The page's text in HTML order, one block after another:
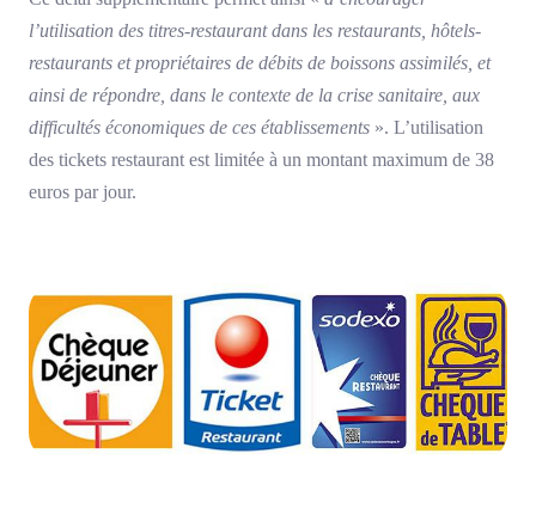
l’utilisation des titres-restaurant dans les restaurants, hôtels-
restaurants et propriétaires de débits de boissons assimilés, et
ainsi de répondre, dans le contexte de la crise sanitaire, aux
difficultés économiques de ces établissements ». L’utilisation
des tickets restaurant est limitée à un montant maximum de 38
euros par jour.